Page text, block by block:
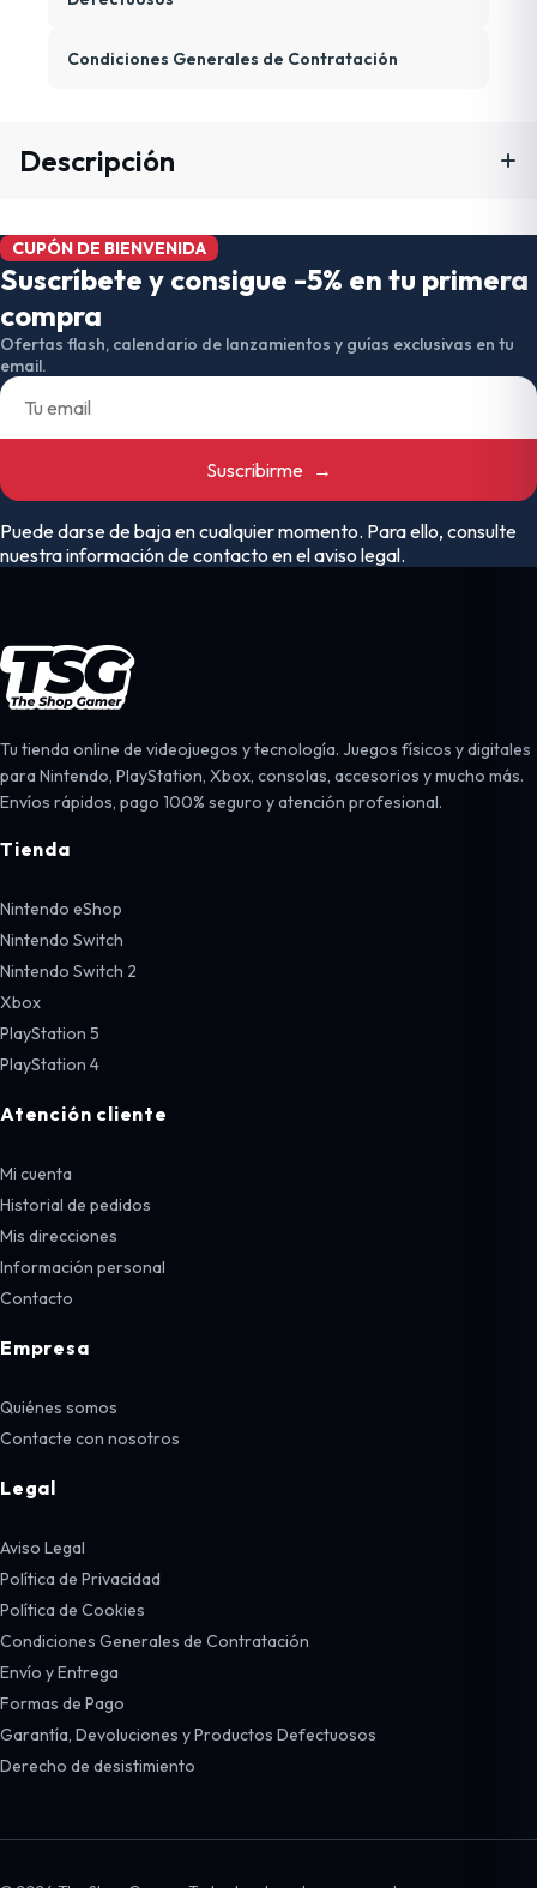
Condiciones Generales de Contratación
Descripción
CUPÓN DE BIENVENIDA
Suscríbete y consigue -5% en tu primera
compra
Ofertas flash, calendario de lanzamientos y guías exclusivas en tu
email.
Suscribirme →
Puede darse de baja en cualquier momento. Para ello, consulte
nuestra información de contacto en el aviso legal.
Tu tienda online de videojuegos y tecnología. Juegos físicos y digitales
para Nintendo, PlayStation, Xbox, consolas, accesorios y mucho más.
Envíos rápidos, pago 100% seguro y atención profesional.
Tienda
Nintendo eShop
Nintendo Switch
Nintendo Switch 2
Xbox
PlayStation 5
PlayStation 4
Atención cliente
Mi cuenta
Historial de pedidos
Mis direcciones
Información personal
Contacto
Empresa
Quiénes somos
Contacte con nosotros
Legal
Aviso Legal
Política de Privacidad
Política de Cookies
Condiciones Generales de Contratación
Envío y Entrega
Formas de Pago
Garantía, Devoluciones y Productos Defectuosos
Derecho de desistimiento